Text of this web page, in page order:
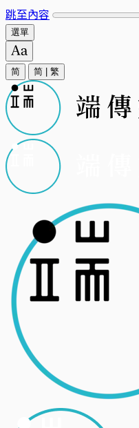
跳至內容
選單
简 简 繁